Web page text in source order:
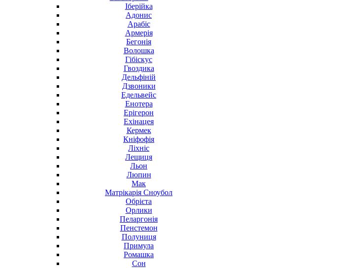
Іберійка
Адонис
Арабіс
Армерія
Бегонія
Волошка
Гібіскус
Гвоздика
Дельфіній
Дзвоники
Едельвейс
Енотера
Ерігерон
Ехінацея
Кермек
Кніфофія
Ліхніс
Лещиця
Льон
Люпин
Мак
Матрікарія Сноубол
Обрієта
Орлики
Пеларгонія
Пенстемон
Полуниця
Примула
Ромашка
Сон